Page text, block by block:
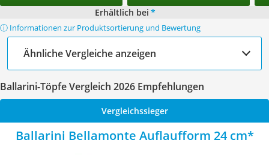
Erhältlich bei *
ⓘ Informationen zur Produktsortierung und Bewertung
Ähnliche Vergleiche anzeigen
Ballarini-Töpfe Vergleich 2026 Empfehlungen
Vergleichssieger
Ballarini Bellamonte Auflaufform 24 cm